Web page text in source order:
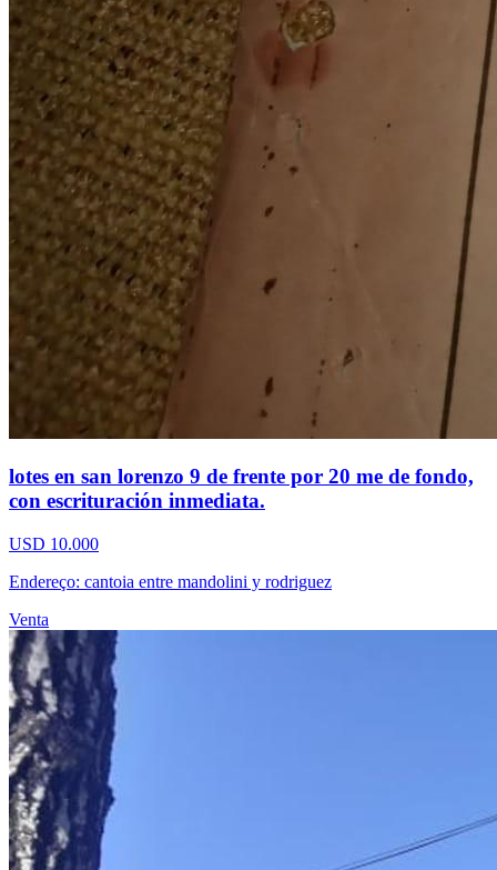
lotes en san lorenzo 9 de frente por 20 me de fondo,
con escrituración inmediata.
USD 10.000
Endereço: cantoia entre mandolini y rodriguez
Venta